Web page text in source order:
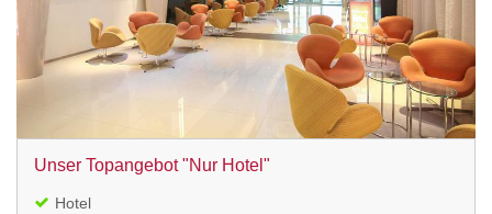
Unser Topangebot "Nur Hotel"
Hotel